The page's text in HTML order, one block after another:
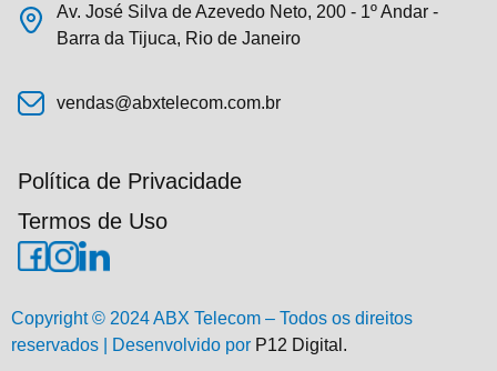
Av. José Silva de Azevedo Neto, 200 - 1º Andar -
Barra da Tijuca, Rio de Janeiro
vendas@abxtelecom.com.br
Política de Privacidade
Termos de Uso
Copyright © 2024 ABX Telecom – Todos os direitos
reservados | Desenvolvido por P12 Digital.